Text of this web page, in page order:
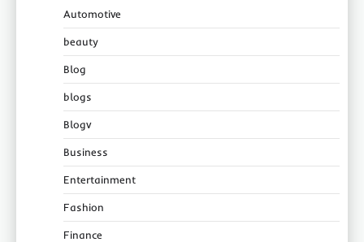
Automotive
beauty
Blog
blogs
Blogv
Business
Entertainment
Fashion
Finance